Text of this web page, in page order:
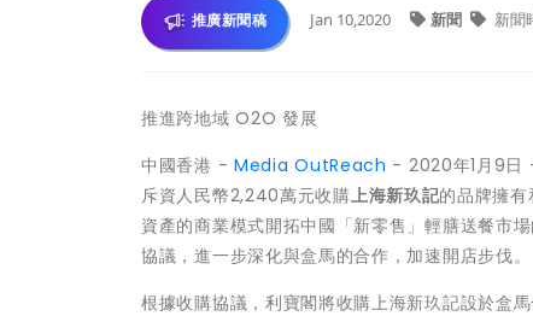
推廣新聞稿 Jan 10,2020 新聞 新聞
推進跨地域 O2O 發展
中國香港 - Media OutReach - 2020年1月9
斥資人民幣2,240萬元收購上海新玖記的品牌擁有
資產的商業模式開拓中國「新零售」輕膳送餐市
協議，進一步深化與盒馬的合作，加速開店步伐。
根據收購協議，利寶閣將收購上海新玖記設於盒